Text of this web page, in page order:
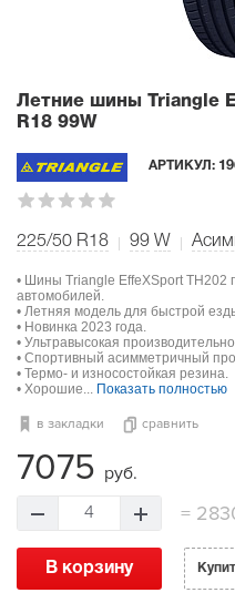
Летние шины Triangle
R18 99W
АРТИКУЛ:
225/50 R18 99 W
• Шины Triangle EffeXSport TH202
автомобилей.
• Летняя модель для быстрой
• Новинка 2023 года.
• Ультравысокая
• Спортивный асимметричный
• Термо- и износостойкая резина.
• Хорошие... Показать полностью
в закладки сравнить
7075 руб.
4 =
В корзину